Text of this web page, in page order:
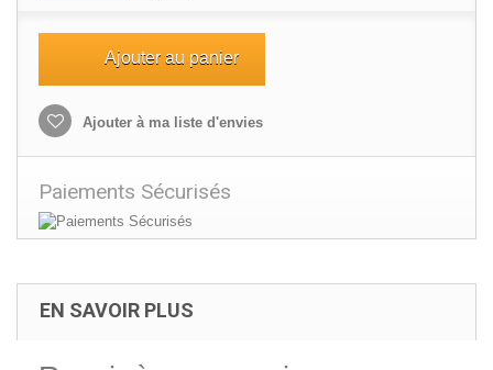
Ajouter au panier
Ajouter à ma liste d'envies
Paiements Sécurisés
EN SAVOIR PLUS